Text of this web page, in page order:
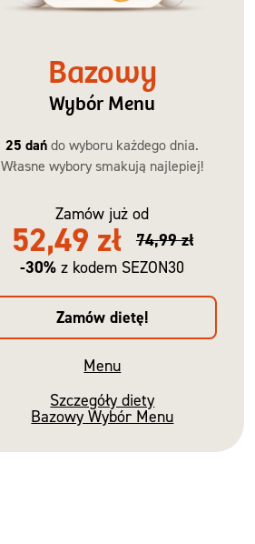
Bazowy
Wybór Menu
25 dań do wyboru każdego dnia.
Własne wybory smakują najlepiej!
Zamów już od
52,49 zł
74,99 zł
-30% z kodem SEZON30
Zamów dietę!
Menu
Szczegóły diety
Bazowy Wybór Menu